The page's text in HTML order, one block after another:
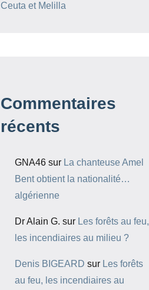
Ceuta et Melilla
Commentaires
récents
GNA46 sur La chanteuse Amel
Bent obtient la nationalité…
algérienne
Dr Alain G. sur Les forêts au feu,
les incendiaires au milieu ?
Denis BIGEARD sur Les forêts
au feu, les incendiaires au